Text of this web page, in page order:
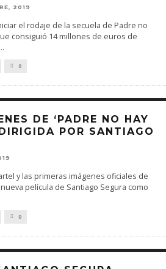
2019
el rodaje de la secuela de Padre no
consiguió 14 millones de euros de
...
0
DE ‘PADRE NO HAY
POR SANTIAGO
y las primeras imágenes oficiales de
película de Santiago Segura como
0